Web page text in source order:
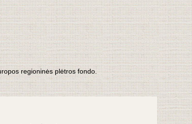
regioninės plėtros fondo.